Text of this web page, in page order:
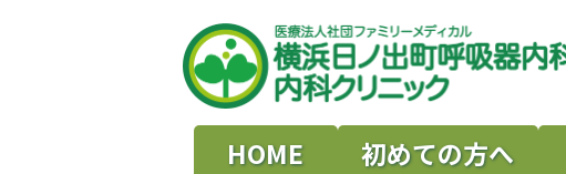
HOME 初めての方へ